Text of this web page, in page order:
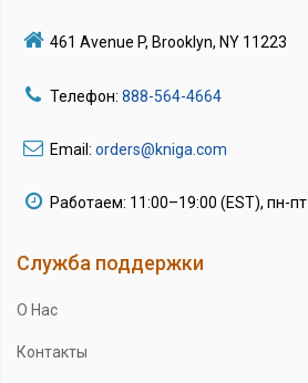
461 Avenue P, Brooklyn, NY 11223
Телефон: 888-564-4664
Email: orders@kniga.com
Работаем: 11:00–19:00 (EST), пн-пт
Служба поддержки
О Нас
Контакты